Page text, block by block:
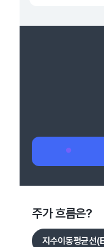
주가 흐름은?
지수이동평균선